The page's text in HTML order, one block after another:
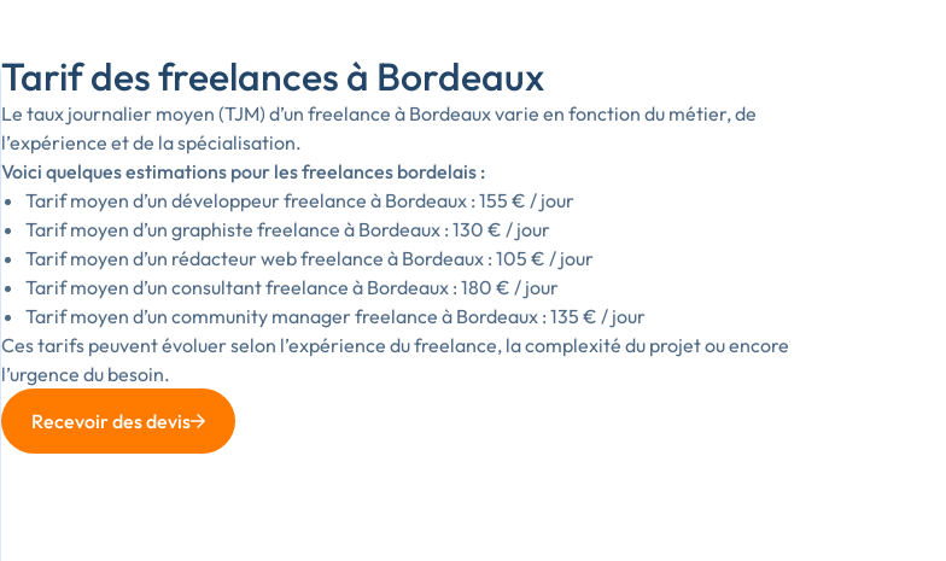
Tarif des freelances à Bordeaux
Le taux journalier moyen (TJM) d’un freelance à Bordeaux varie en fonction du métier, de
l’expérience et de la spécialisation.
Voici quelques estimations pour les freelances bordelais :
Tarif moyen d’un développeur freelance à Bordeaux : 155 € / jour
Tarif moyen d’un graphiste freelance à Bordeaux : 130 € / jour
Tarif moyen d’un rédacteur web freelance à Bordeaux : 105 € / jour
Tarif moyen d’un consultant freelance à Bordeaux : 180 € / jour
Tarif moyen d’un community manager freelance à Bordeaux : 135 € / jour
Ces tarifs peuvent évoluer selon l’expérience du freelance, la complexité du projet ou encore
l’urgence du besoin.
Recevoir des devis